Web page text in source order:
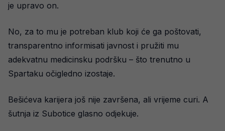
je upravo on.
No, za to mu je potreban klub koji će ga poštovati,
transparentno informisati javnost i pružiti mu
adekvatnu medicinsku podršku – što trenutno u
Spartaku očigledno izostaje.
Bešićeva karijera još nije završena, ali vrijeme curi. A
šutnja iz Subotice glasno odjekuje.